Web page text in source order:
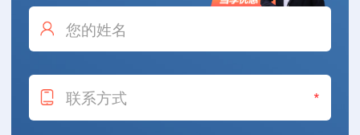
*